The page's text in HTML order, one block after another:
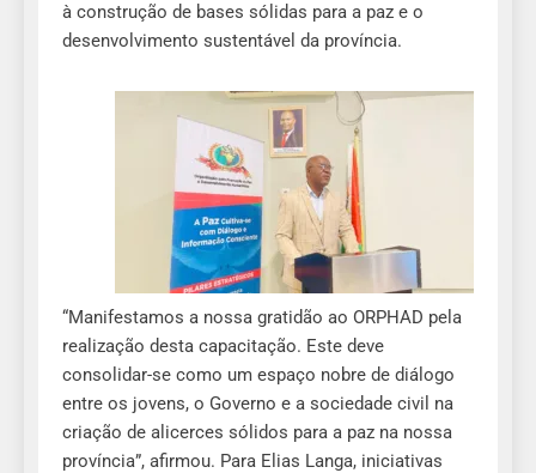
à construção de bases sólidas para a paz e o
desenvolvimento sustentável da província.
“Manifestamos a nossa gratidão ao ORPHAD pela
realização desta capacitação. Este deve
consolidar-se como um espaço nobre de diálogo
entre os jovens, o Governo e a sociedade civil na
criação de alicerces sólidos para a paz na nossa
província”, afirmou. Para Elias Langa, iniciativas